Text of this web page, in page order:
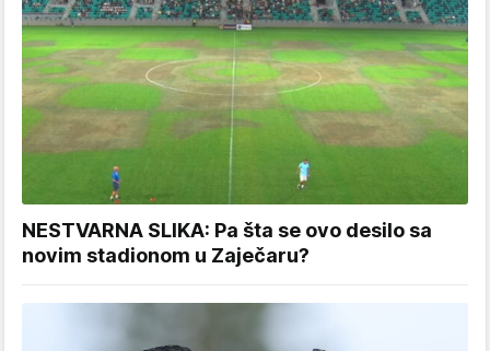
NESTVARNA SLIKA: Pa šta se ovo desilo sa
novim stadionom u Zaječaru?